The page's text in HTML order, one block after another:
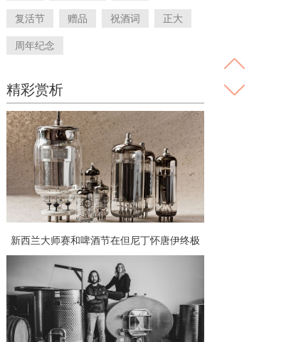
复活节 赠品 祝酒词 正大
周年纪念
精彩赏析
新西兰大师赛和啤酒节在但尼丁怀唐伊终极
周末齐聚一堂